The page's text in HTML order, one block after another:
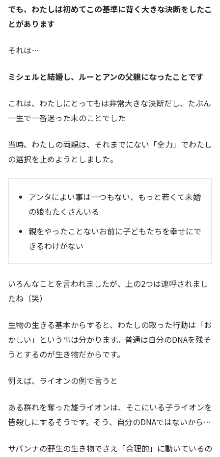
でも、わたしは初めてこの基準に背く大きな決断をしたこ
とがあります
それは…
ミシェルと結婚し、ルーとアンの父親になったことです
これは、わたしにとってもは非常大きな決断だし、たぶん
一生で一番迷った末のことでした
当時、わたしの両親は、それまでにない「全力」でわたし
の選択を止めようとしました。
アンタによい事は一つもない、もっと若くて未婚
の娘もたくさんいる
親をやったことないお前に子どもたちを幸せにで
きるわけがない
いろんなことを言われましたが、上の2つは連呼されまし
たね（笑）
生物の生きる基本からすると、わたしの取った行動は「お
かしい」という事は分かります。普通は自分のDNAを残そ
うとするのが生き物だからです。
例えば、ライオンの例で言うと
ある群れを奪った雄ライオンは、そこにいる子ライオンを
皆殺しにするそうです。そう、自分のDNAではないから…
サバンナの野生の生き物でさえ「合理的」に動いているの